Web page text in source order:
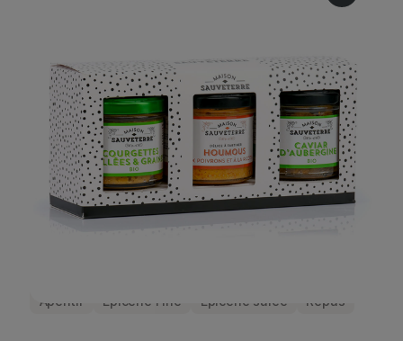
Apéritif Épicerie Fine Épicerie salée Repas